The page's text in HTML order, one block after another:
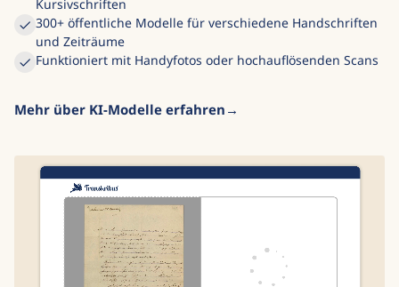
Kursivschriften
300+ öffentliche Modelle für verschiedene Handschriften
und Zeiträume
Funktioniert mit Handyfotos oder hochauflösenden Scans
Mehr über KI-Modelle erfahren